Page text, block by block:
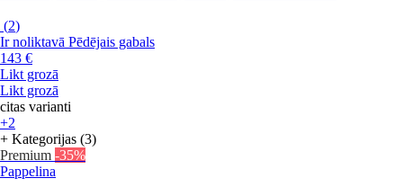
(2)
Ir noliktavā Pēdējais gabals
143 €
Likt grozā
Likt grozā
citas varianti
+2
+ Kategorijas (3)
Premium -35%
Pappelina